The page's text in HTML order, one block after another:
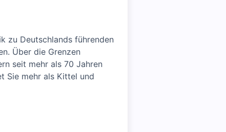
zu Deutschlands führenden
Über die Grenzen
seit mehr als 70 Jahren
Sie mehr als Kittel und